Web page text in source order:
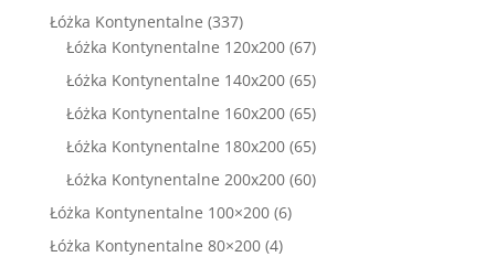
produktów
Łóżka Kontynentalne 337337
produktów
Łóżka Kontynentalne 120x200 6767
produktów
Łóżka Kontynentalne 140x200 6565
produktów
Łóżka Kontynentalne 160x200 6565
produktów
Łóżka Kontynentalne 180x200 6565
produktów
Łóżka Kontynentalne 200x200 6060
Łóżka Kontynentalne 100×200 66
Łóżka Kontynentalne 80×200 44